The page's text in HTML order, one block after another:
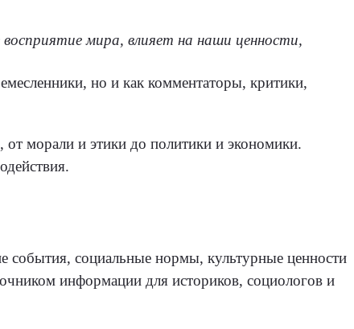
мира, влияет на наши ценности,
но и как комментаторы, критики,
от морали и этики до политики и экономики.
события, социальные нормы, культурные ценности
информации для историков, социологов и